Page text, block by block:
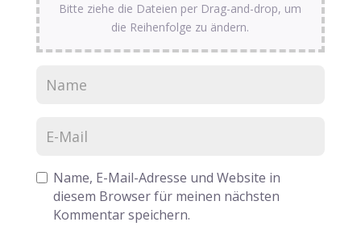
Bitte ziehe die Dateien per Drag-and-drop, um
die Reihenfolge zu ändern.
Name, E-Mail-Adresse und Website in
diesem Browser für meinen nächsten
Kommentar speichern.